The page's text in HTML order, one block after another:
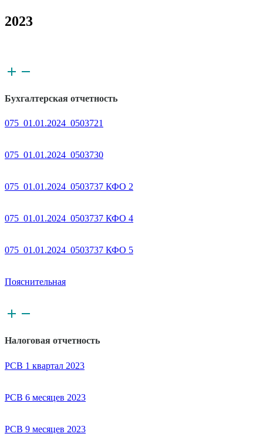
2023
Бухгалтерская отчетность
075_01.01.2024_0503721
075_01.01.2024_0503730
075_01.01.2024_0503737 КФО 2
075_01.01.2024_0503737 КФО 4
075_01.01.2024_0503737 КФО 5
Пояснительная
Налоговая отчетность
РСВ 1 квартал 2023
РСВ 6 месяцев 2023
РСВ 9 месяцев 2023